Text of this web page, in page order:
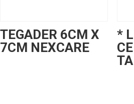
TEGADER 6CM X
7CM NEXCARE
*